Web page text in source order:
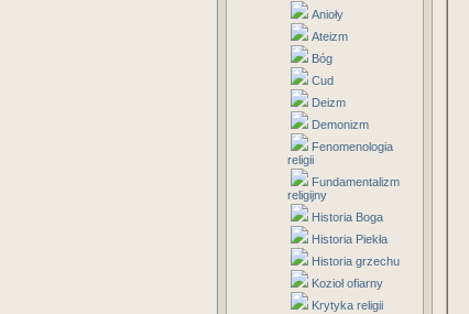
Anioły
Ateizm
Bóg
Cud
Deizm
Demonizm
Fenomenologia
religii
Fundamentalizm
religijny
Historia Boga
Historia Piekła
Historia grzechu
Kozioł ofiarny
Krytyka religii